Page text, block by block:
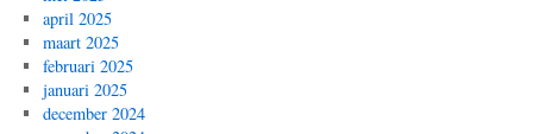
april 2025
maart 2025
februari 2025
januari 2025
december 2024